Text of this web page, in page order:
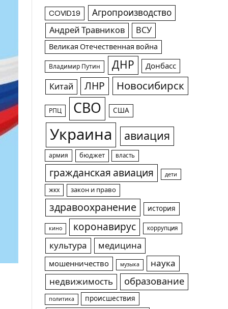
COVID19 Агропроизводство
Андрей Травников ВСУ
Великая Отечественная война
Владимир Путин ДНР Донбасс
Китай ЛНР Новосибирск
РПЦ СВО США
Украина авиация
армия бюджет власть
гражданская авиация дети
жкх закон и право
здравоохранение история
кино коронавирус коррупция
культура медицина
мошенничество музыка
наука
недвижимость
образование
политика происшествия